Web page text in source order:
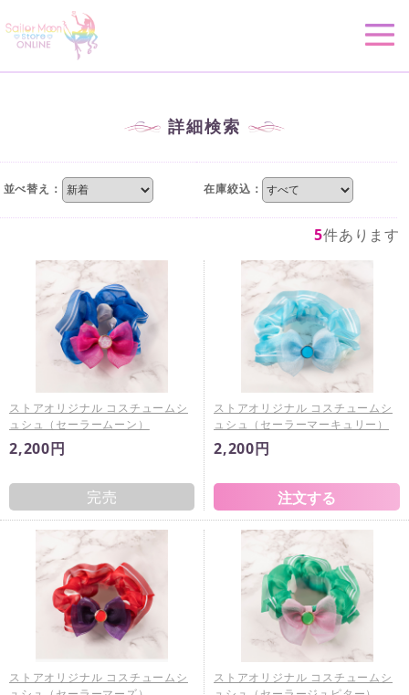
詳細検索
並べ替え： 在庫絞込：
5件あります
ストアオリジナル コスチュームシ
ュシュ（セーラームーン）
2,200円
完売
ストアオリジナル コスチュームシ
ュシュ（セーラーマーキュリー）
2,200円
ストアオリジナル コスチュームシ
ストアオリジナル コスチュームシ